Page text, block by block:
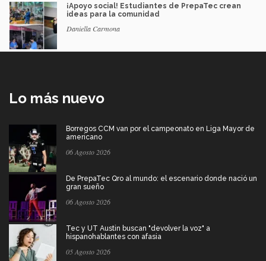
¡Apoyo social! Estudiantes de PrepaTec crean
ideas para la comunidad
Daniella Carmona
Lo más nuevo
Borregos CCM van por el campeonato en Liga Mayor de
americano
06 Agosto 2026
De PrepaTec Qro al mundo: el escenario donde nació un
gran sueño
06 Agosto 2026
Tec y UT Austin buscan "devolver la voz" a
hispanohablantes con afasia
05 Agosto 2026